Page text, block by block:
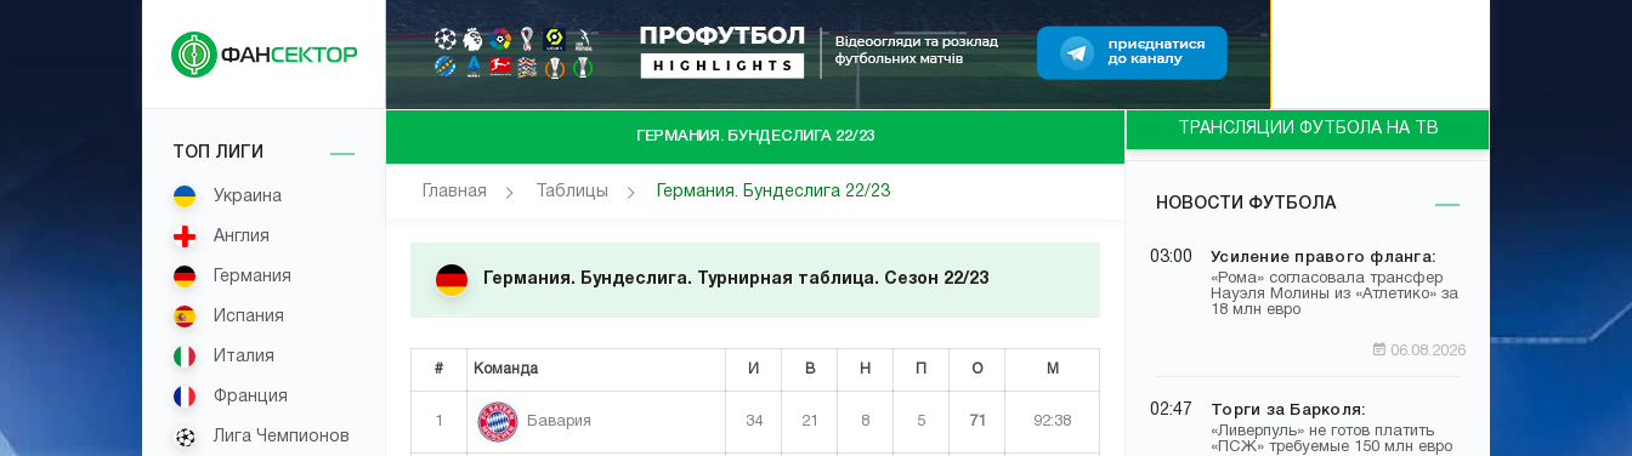
ТОП ЛИГИ
Украина
Англия
Германия
Испания
Италия
Франция
Лига Чемпионов
ГЕРМАНИЯ. БУНДЕСЛИГА 22/23
Главная Таблицы Германия. Бундеслига 22/23
Германия. Бундеслига. Турнирная таблица. Сезон 22/23
# Команда И В Н О М
1 Бавария 34 21 8 5 71 92:38
ТРАНСЛЯЦИИ ФУТБОЛА НА ТВ
НОВОСТИ ФУТБОЛА
03:00 Усиление правого фланга:
«Рома» согласовала трансфер
Науэля Молины из «Атлетико» за
18 млн евро
06.08.2026
02:47 Торги за Барколя:
«Ливерпуль» не готов платить
«ПСЖ» требуемые 150 млн евро